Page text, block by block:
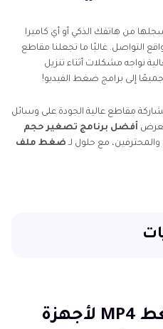
من هاتفك الذكي أو أي كاميرا
التواصل. غالبًا ما تجعلنا مقاطع
نواجه مشكلات أثناء تنزيل
جميعًا إلى برامج ضغط الفيديو!
مقاطع عالية الجودة على وسائل
أفضل برنامج تصغير حجم
مع حلول لـ ضغط ملف
أفضل 9 برامج ضغط MP4 لأجهزة